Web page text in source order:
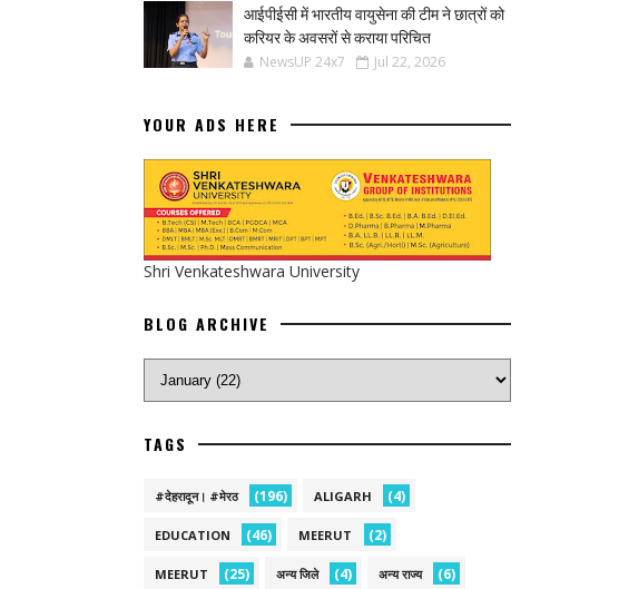
आईपीईसी में भारतीय वायुसेना की टीम ने छात्रों को
करियर के अवसरों से कराया परिचित
NewsUP 24x7 Jul 22, 2026
YOUR ADS HERE
Shri Venkateshwara University
BLOG ARCHIVE
TAGS
#देहरादून। #मेरठ (196) ALIGARH (4)
EDUCATION (46) MEERUT (2)
MEERUT (25) अन्य जिले (4) अन्य राज्य (6)